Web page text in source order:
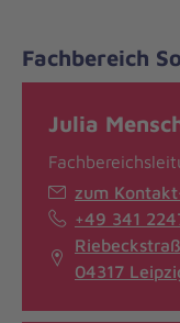
Fachbereich
Julia
zum
+49 341
04317